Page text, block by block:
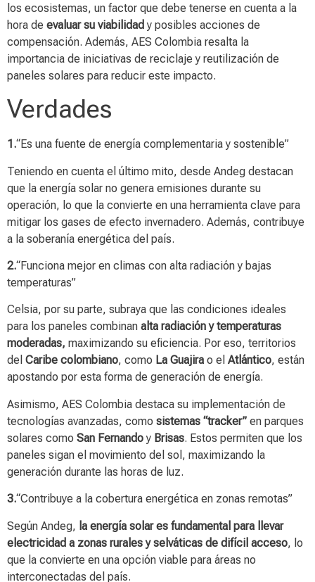
los ecosistemas, un factor que debe tenerse en cuenta a la
hora de evaluar su viabilidad y posibles acciones de
compensación. Además, AES Colombia resalta la
importancia de iniciativas de reciclaje y reutilización de
paneles solares para reducir este impacto.
Verdades
1.“Es una fuente de energía complementaria y sostenible”
Teniendo en cuenta el último mito, desde Andeg destacan
que la energía solar no genera emisiones durante su
operación, lo que la convierte en una herramienta clave para
mitigar los gases de efecto invernadero. Además, contribuye
a la soberanía energética del país.
2.“Funciona mejor en climas con alta radiación y bajas
temperaturas”
Celsia, por su parte, subraya que las condiciones ideales
para los paneles combinan alta radiación y temperaturas
moderadas, maximizando su eficiencia. Por eso, territorios
del Caribe colombiano, como La Guajira o el Atlántico, están
apostando por esta forma de generación de energía.
Asimismo, AES Colombia destaca su implementación de
tecnologías avanzadas, como sistemas “tracker” en parques
solares como San Fernandoy Brisas. Estos permiten que los
paneles sigan el movimiento del sol, maximizando la
generación durante las horas de luz.
3.“Contribuye a la cobertura energética en zonas remotas”
Según Andeg, la energía solar es fundamental para llevar
electricidad a zonas rurales y selváticas de difícil acceso, lo
que la convierte en una opción viable para áreas no
interconectadas del país.